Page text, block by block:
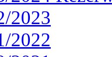
2023
2022